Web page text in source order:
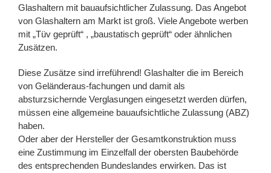
Glashaltern mit bauaufsichtlicher Zulassung. Das Angebot
von Glashaltern am Markt ist groß. Viele Angebote werben
mit „Tüv geprüft“ , „baustatisch geprüft“ oder ähnlichen
Zusätzen.
Diese Zusätze sind irreführend! Glashalter die im Bereich
von Geländeraus-fachungen und damit als
absturzsichernde Verglasungen eingesetzt werden dürfen,
müssen eine allgemeine bauaufsichtliche Zulassung (ABZ)
haben.
Oder aber der Hersteller der Gesamtkonstruktion muss
eine Zustimmung im Einzelfall der obersten Baubehörde
des entsprechenden Bundeslandes erwirken. Das ist